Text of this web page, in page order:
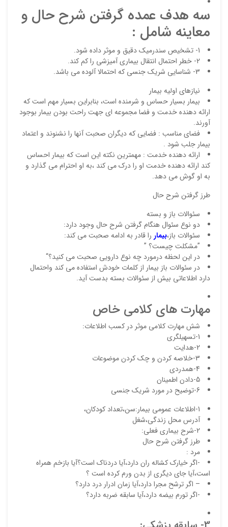
سه هدف عمده گرفتن شرح حال و
معاینه شامل :
1- تشخیص سندرمیک دقیق و موثر داده شود.
2- خطر احتمال انتقال بیماری آمیزشی را کم کند.
3- شناسایی شریک جنسی که احتمالا آلوده می باشد.
نیازهای اولیه بیمار
بیمار بسیار حساس و شرمنده است، بنابراین بسیار مهم است که
ارائه دهنده خدمت و فضا مجموعه ای جهت راحت بودن بیمار بوجود
آورند.
فضای مناسب : فضایی که دیگران صحبت آنها را نشنوند و اعتماد
بیمار جلب شود .
ارائه دهنده خدمت : مهمترین نکته این است که بیمار احساس
کند ارائه دهنده خدمت او را درک می کند ،به او احترام می گذارد و
به او گوش می دهد.
طرز گرفتن شرح حال
سئوالات باز و بسته
دو نوع سئوال هنگام گرفتن شرح حال وجود دارد:
سئوالات باز،بیمار را قادر به ادامه صحبت می کند:
”مشکلت چیست؟ ”
در این لحظه درمورد چه نوع دارویی صحبت می کنید؟“
در سئوالات باز بیمار از کلمات خودش استفاده می کند واحتمال
دارد اطلاعاتی بیش از سئوالات بسته بدست آید.
مهارت های کلامی خاص
شش مهارت کلامی موثر در کسب اطلاعات:
1-تسهیلگری
2-هدایت
3-خلاصه کردن و چک کردن موضوعات
4-همدردی
5-دادن اطمینان
6-توضیح در مورد شریک جنسی
1-اطلاعات عمومی بیمار:سن،تعداد کودکان،
آدرس محل زندگی،شغل
2-شرح بیماری فعلی:
طرز گرفتن شرح حال
مرد :
-اگر خیارک کشاله ران دارد،آیا دردناک است؟آیا بازخم همراه
است،آیا جای دیگری از بدن ورم کرده است ؟
– اگر ترشح مجرا دارد،آیا زمان ادرار درد دارد؟
-اگر تورم بیضه دارد،آیا سابقه ضربه دارد؟